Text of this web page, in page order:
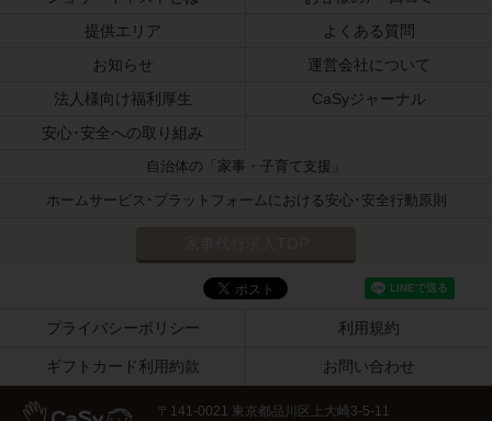
提供エリア
よくある質問
お知らせ
運営会社について
法人様向け福利厚生
CaSyジャーナル
安心･安全への取り組み
自治体の「家事・子育て支援」
ホームサービス･プラットフォームにおける安心･安全行動原則
プライバシーポリシー 利用規約
ギフトカード利用約款 お問い合わせ
〒141-0021 東京都品川区上大崎3-5-11